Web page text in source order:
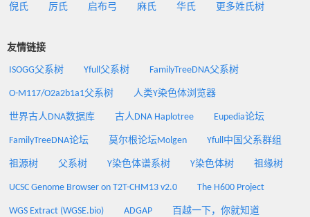
倪氏 厉氏 启布弓 麻氏 华氏 更多姓氏树
友情链接
ISOGG父系树 Yfull父系树 FamilyTreeDNA父系树
O-M117/O2a2b1a1父系树 人类Y染色体浏览器
世界古人DNA数据库 古人DNA Haplotree Eupedia论坛
FamilyTreeDNA论坛 莫尔根论坛Molgen Yfull中国父系群组
祖源树 父系树 Y染色体谱系树 Y染色体树 祖缘树
UCSC Genome Browser on T2T-CHM13 v2.0 The H600 Project
WGS Extract (WGSE.bio) ADGAP 百越一下，你就知道